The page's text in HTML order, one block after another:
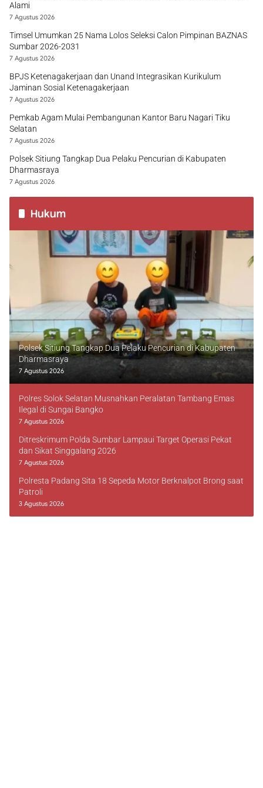
Alami
7 Agustus 2026
Timsel Umumkan 25 Nama Lolos Seleksi Calon Pimpinan BAZNAS
Sumbar 2026-2031
7 Agustus 2026
BPJS Ketenagakerjaan dan Unand Integrasikan Kurikulum
Jaminan Sosial Ketenagakerjaan
7 Agustus 2026
Pemkab Agam Mulai Pembangunan Kantor Baru Nagari Tiku
Selatan
7 Agustus 2026
Polsek Sitiung Tangkap Dua Pelaku Pencurian di Kabupaten
Dharmasraya
7 Agustus 2026
Hukum
Polsek Sitiung Tangkap Dua Pelaku Pencurian di Kabupaten
Dharmasraya
7 Agustus 2026
Polres Solok Selatan Musnahkan Peralatan Tambang Emas
Ilegal di Sungai Bangko
7 Agustus 2026
Ditreskrimum Polda Sumbar Lampaui Target Operasi Pekat
dan Sikat Singgalang 2026
7 Agustus 2026
Polresta Padang Sita 18 Sepeda Motor Berknalpot Brong saat
Patroli
3 Agustus 2026